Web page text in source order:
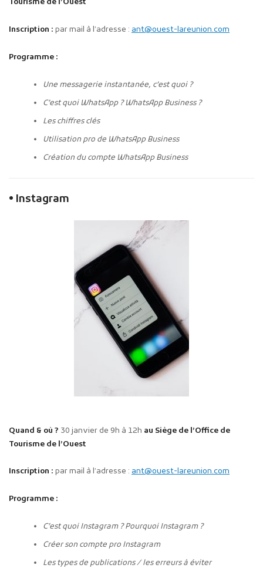
Tourisme de l’Ouest
Inscription : par mail à l’adresse : ant@ouest-lareunion.com
Programme :
Une messagerie instantanée, c’est quoi ?
C’est quoi WhatsApp ? WhatsApp Business ?
Les chiffres clés
Utilisation pro de WhatsApp Business
Création du compte WhatsApp Business
• Instagram
Quand & où ? 30 janvier de 9h à 12h au Siège de l’Office de
Tourisme de l’Ouest
Inscription : par mail à l’adresse : ant@ouest-lareunion.com
Programme :
C’est quoi Instagram ? Pourquoi Instagram ?
Créer son compte pro Instagram
Les types de publications / les erreurs à éviter